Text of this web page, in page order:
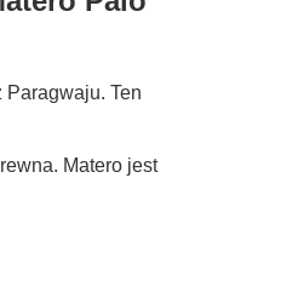
Ten
Matero jest